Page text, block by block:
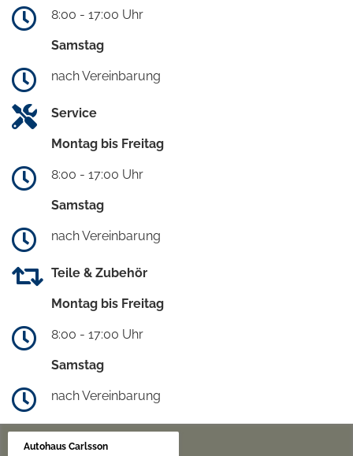
8:00 - 17:00 Uhr
Samstag
nach Vereinbarung
Service
Montag bis Freitag
8:00 - 17:00 Uhr
Samstag
nach Vereinbarung
Teile & Zubehör
Montag bis Freitag
8:00 - 17:00 Uhr
Samstag
nach Vereinbarung
Autohaus Carlsson